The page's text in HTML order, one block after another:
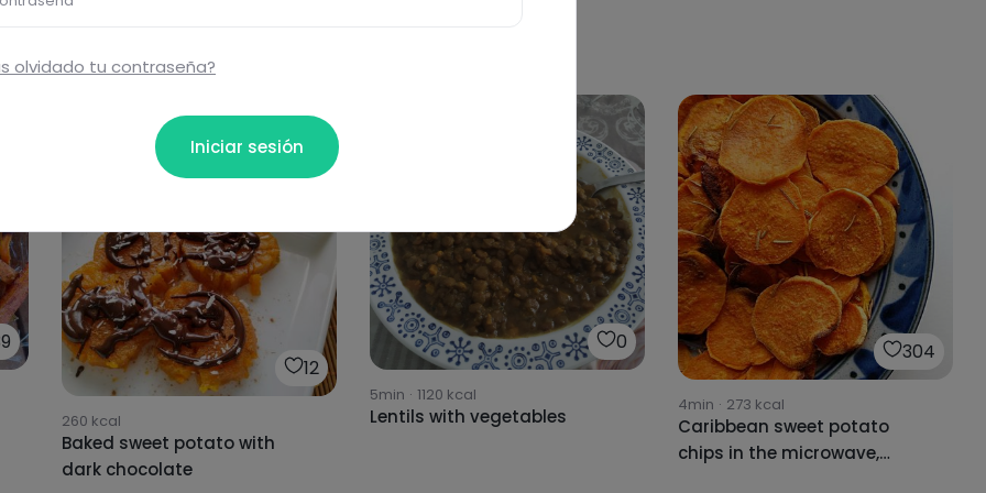
12
260 kcal
Baked sweet potato with
dark chocolate
0
5min · 1120 kcal
Lentils with vegetables
304
4min · 273 kcal
Caribbean sweet potato
chips in the microwave,
olvidado tu contraseña?
Iniciar sesión